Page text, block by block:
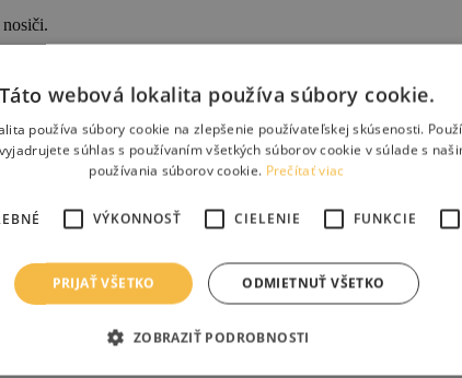
batožiny.
Táto webová lokalita používa súbory cookie.
používa súbory cookie na zlepšenie používateľskej skúsenosti.
súhlas s používaním všetkých súborov cookie v súlade s
používania súborov cookie. Prečítať viac
VÝKONNOSŤ CIELENIE FUNKCIE
PRIJAŤ VŠETKO ODMIETNUŤ VŠETKO
ZOBRAZIŤ PODROBNOSTI